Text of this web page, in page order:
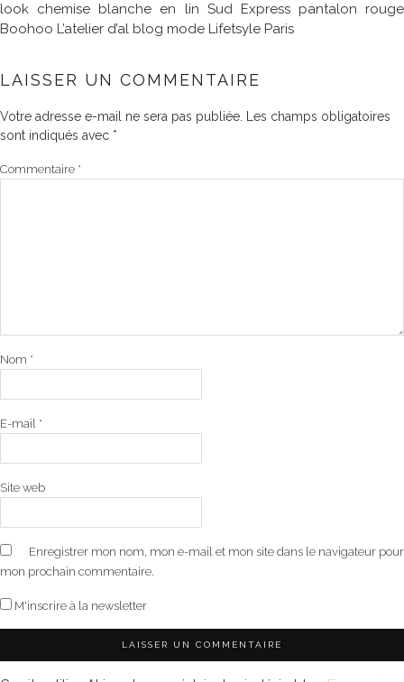
look chemise blanche en lin Sud Express pantalon rouge
Boohoo L’atelier d’al blog mode Lifetsyle Paris
LAISSER UN COMMENTAIRE
Votre adresse e-mail ne sera pas publiée.
Les champs obligatoires
sont indiqués avec *
Commentaire *
Nom *
E-mail *
Site web
Enregistrer mon nom, mon e-mail et mon site dans le navigateur pour
mon prochain commentaire.
M'inscrire à la newsletter